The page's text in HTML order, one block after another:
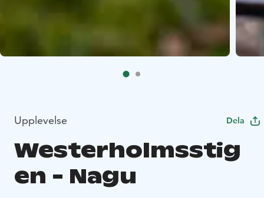
Upplevelse Dela
Westerholmsstig
en - Nagu